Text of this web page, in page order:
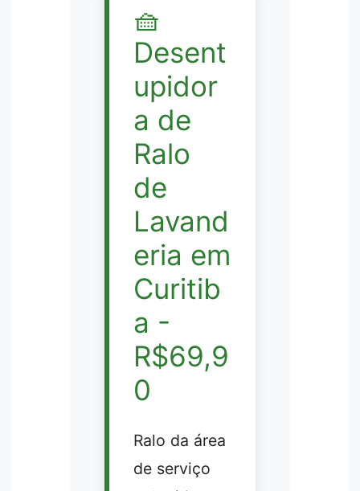
🧺
Desent
upidor
a de
Ralo
de
Lavand
eria em
Curitib
a -
R$69,9
0
Ralo da área
de serviço